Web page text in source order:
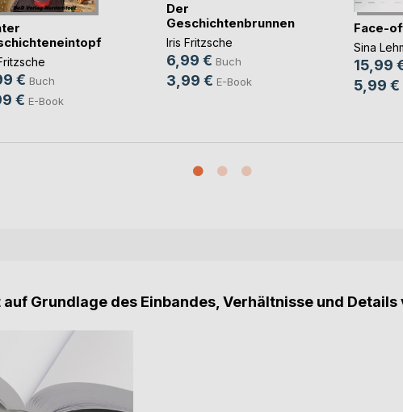
€ Buch
€ E-Book
Der
Geschichtenbrunnen
Iris Fritzsche
6,99 € Buch
3,99 € E-Book
Face-
Sina
15,99
5,99 €
Grundlage des Einbandes, Verhältnisse und